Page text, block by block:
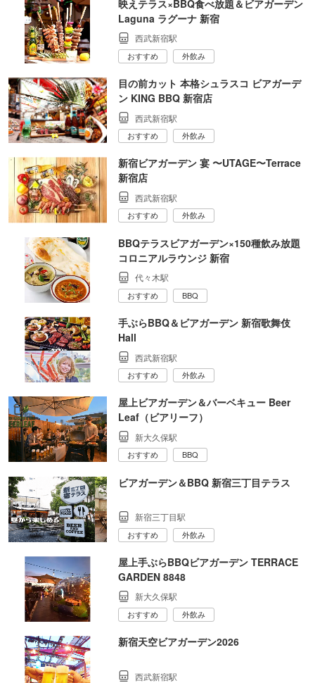
映えテラス×BBQ食べ放題＆ビアガーデン
Laguna ラグーナ 新宿
西武新宿駅
おすすめ 外飲み
目の前カット 本格シュラスコ ビアガーデ
ン KING BBQ 新宿店
西武新宿駅
おすすめ 外飲み
新宿ビアガーデン 宴 〜UTAGE〜Terrace
新宿店
西武新宿駅
おすすめ 外飲み
BBQテラスビアガーデン×150種飲み放題
コロニアルラウンジ 新宿
代々木駅
おすすめ BBQ
手ぶらBBQ＆ビアガーデン 新宿歌舞伎
Hall
西武新宿駅
おすすめ 外飲み
屋上ビアガーデン＆バーベキュー Beer
Leaf（ビアリーフ）
新大久保駅
おすすめ BBQ
ビアガーデン＆BBQ 新宿三丁目テラス
新宿三丁目駅
おすすめ 外飲み
屋上手ぶらBBQビアガーデン TERRACE
GARDEN 8848
新大久保駅
おすすめ 外飲み
新宿天空ビアガーデン2026
西武新宿駅